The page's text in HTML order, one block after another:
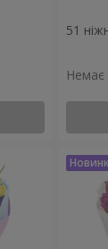
51
Немає